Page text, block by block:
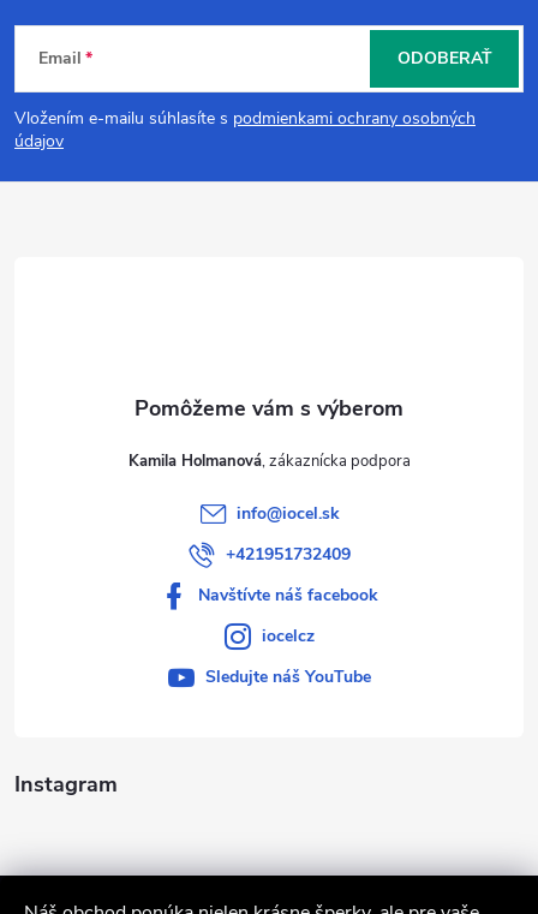
Z
á
p
Email
Vložením e-mailu súhlasíte s podmienkami ochrany osobných
údajov
ODOBERAŤ
Instagram
Kamila Holmanová
info@iocel.sk
+421951732409
Navštívte náš facebook
iocelcz
Sledujte náš YouTube